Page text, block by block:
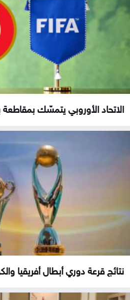
الاتحاد الأوروبي يتمسّك
نتائج قرعة دوري أبطال أفريقيا